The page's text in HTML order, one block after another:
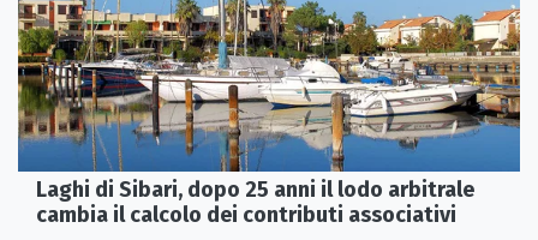
Laghi di Sibari, dopo 25 anni il lodo arbitrale
cambia il calcolo dei contributi associativi